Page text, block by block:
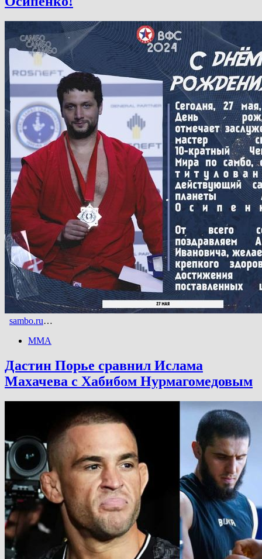
sambo.ru…
ММА
Дастин Порье сравнил Ислама
Махачева с Хабибом Нурмагомедовым